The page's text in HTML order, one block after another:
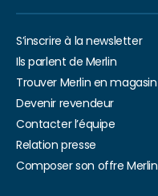
S’inscrire à la newsletter
Ils parlent de Merlin
Trouver Merlin en magasin
Devenir revendeur
Contacter l’équipe
Relation presse
Composer son offre Merlin